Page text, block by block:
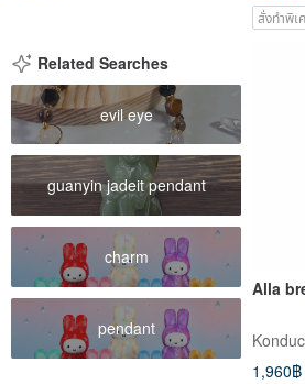
สั่งทำพิเ
Related Searches
evil eye
guanyin jadeit pendant
charm
pendant
Alla
1,960฿